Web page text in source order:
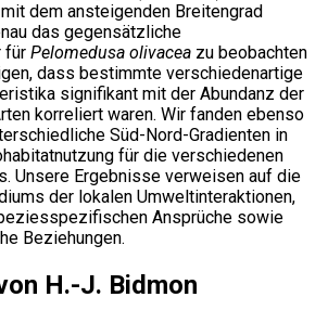
mit dem ansteigenden Breitengrad
das gegensätzliche
für Pelomedusa olivacea zu beobachten
dass bestimmte verschiedenartige
signifikant mit der Abundanz der
korreliert waren. Wir fanden ebenso
Süd-Nord-Gradienten in
für die verschiedenen
Unsere Ergebnisse verweisen auf die
der lokalen Umweltinteraktionen,
Ansprüche sowie
Beziehungen.
H.-J. Bidmon